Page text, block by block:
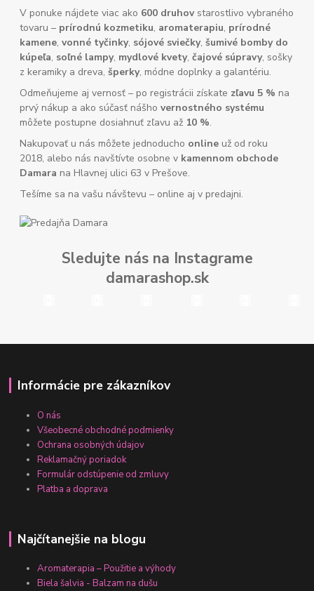
V ponuke nájdete viac ako 600 druhovstarostlivo vybraného
tovaru – prírodnú kozmetiku, aromaterapiu, prírodné
kamene,vonné tyčinky, sójové sviečky,šumivé bomby do
kúpeľa, soľné lampy, mydlové kvety,čajové súpravy, sošky
z keramiky a dreva,šperky, módne doplnky a galantériu.
Odmeňujeme aj vernosť – po registrácii získate zľavu 5 % na
prvý nákup a ako súčasť nášhovernostného systému
môžete postupne dosiahnuť zľavu až 10 %.
Nakupovať u nás môžete jednoducho online už od roku
2018, alebo nás navštívte osobne v kamennom obchode
Damara na Hlavnej ulici 63 v Prešove.
Tešíme sa na vašu návštevu – online aj v predajni.
Sledujte nás na Instagrame
damarashop.sk
Informácie pre zákazníkov
O nás
Všeobecné obchodné podmienky
Ochrana osobných údajov
Reklamačný poriadok
Formulár odstúpenie od zmluvy
Platba a doprava
Najčítanejšie na blogu
Aromaterapia – Použitie a výhody
Biela šalvia - Balzam na dušu